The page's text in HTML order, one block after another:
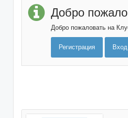
Добро
Добро пожаловать на
Регистрация Вход